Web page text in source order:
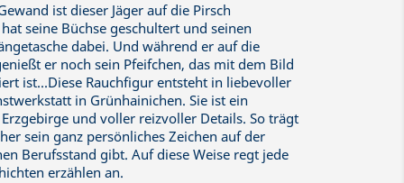
ist dieser Jäger auf die Pirsch
seine Büchse geschultert und seinen
dabei. Und während er auf die
er noch sein Pfeifchen, das mit dem Bild
ist...Diese Rauchfigur entsteht in liebevoller
in Grünhainichen. Sie ist ein
und voller reizvoller Details. So trägt
sein ganz persönliches Zeichen auf der
Berufsstand gibt. Auf diese Weise regt jede
erzählen an.